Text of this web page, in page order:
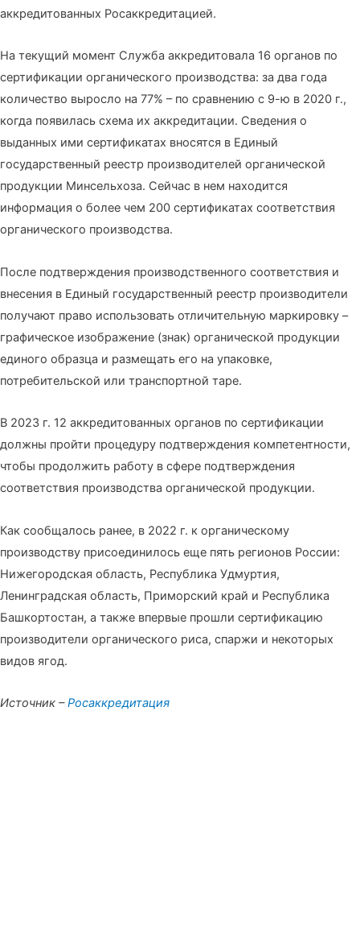
аккредитованных Росаккредитацией.
На текущий момент Служба аккредитовала 16 органов по
сертификации органического производства: за два года
количество выросло на 77% – по сравнению с 9-ю в 2020 г.,
когда появилась схема их аккредитации. Сведения о
выданных ими сертификатах вносятся в Единый
государственный реестр производителей органической
продукции Минсельхоза. Сейчас в нем находится
информация о более чем 200 сертификатах соответствия
органического производства.
После подтверждения производственного соответствия и
внесения в Единый государственный реестр производители
получают право использовать отличительную маркировку –
графическое изображение (знак) органической продукции
единого образца и размещать его на упаковке,
потребительской или транспортной таре.
В 2023 г. 12 аккредитованных органов по сертификации
должны пройти процедуру подтверждения компетентности,
чтобы продолжить работу в сфере подтверждения
соответствия производства органической продукции.
Как сообщалось ранее, в 2022 г. к органическому
производству присоединилось еще пять регионов России:
Нижегородская область, Республика Удмуртия,
Ленинградская область, Приморский край и Республика
Башкортостан, а также впервые прошли сертификацию
производители органического риса, спаржи и некоторых
видов ягод.
Источник –Росаккредитация